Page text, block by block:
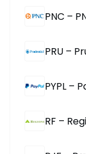
PNC –
PRU –
PYPL –
RF –